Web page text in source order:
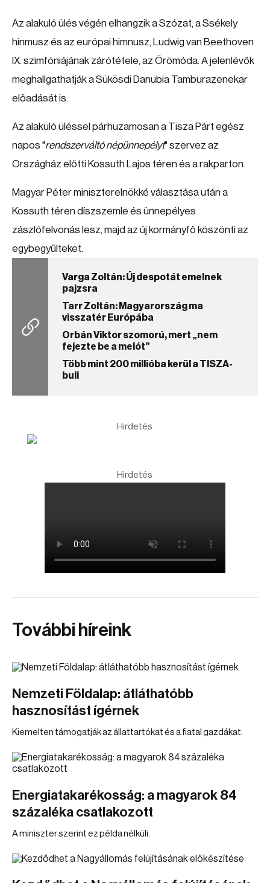
Az alakuló ülés végén elhangzik a Szózat, a Ssékely
hinmusz és az európai himnusz, Ludwig van Beethoven
IX. szimfóniájának zárótétele, az Örömóda. A jelenlévők
meghallgathatják a Sükösdi Danubia Tamburazenekar
előadását is.
Az alakuló üléssel párhuzamosan a Tisza Párt egész
napos "rendszerváltó népünnepélyt" szervez az
Országház előtti Kossuth Lajos téren és a rakparton.
Magyar Péter miniszterelnökké választása után a
Kossuth téren díszszemle és ünnepélyes
zászlófelvonás lesz, majd az új kormányfő köszönti az
egybegyűlteket.
Varga Zoltán: Új despotát emelnek
pajzsra
Tarr Zoltán: Magyarország ma
visszatér Európába
Orbán Viktor szomorú, mert „nem
fejezte be a melót”
Több mint 200 millióba kerül a TISZA-
buli
Hirdetés
Hirdetés
További híreink
Nemzeti Földalap: átláthatóbb
hasznosítást ígérnek
Kiemelten támogatják az állattartókat és a fiatal gazdákat.
Energiatakarékosság: a magyarok 84
százaléka csatlakozott
A miniszter szerint ez példa nélküli.